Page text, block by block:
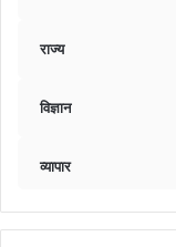
राज्य
विज्ञान
व्यापार